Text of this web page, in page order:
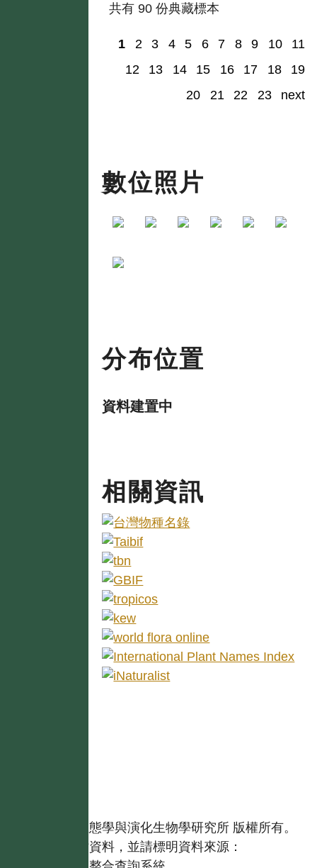
共有 90 份典藏標本
1 2 3 4 5 6 7 8 9 10
11
12
13 14 15 16 17 18
19
20
21 22 23 next
數位照片
分布位置
資料建置中
相關資訊
國立台灣大學生態學與演化生物學研究所 版權所有。
歡迎引用本網站資料，並請標明資料來源：